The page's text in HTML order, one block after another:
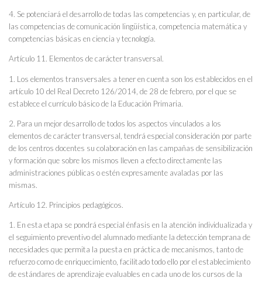
4. Se potenciará el desarrollo de todas las competencias y, en particular, de
las competencias de comunicación lingüística, competencia matemática y
competencias básicas en ciencia y tecnología.
Artículo 11. Elementos de carácter transversal.
1. Los elementos transversales a tener en cuenta son los establecidos en el
artículo 10 del Real Decreto 126/2014, de 28 de febrero, por el que se
establece el currículo básico de la Educación Primaria.
2. Para un mejor desarrollo de todos los aspectos vinculados a los
elementos de carácter transversal, tendrá especial consideración por parte
de los centros docentes su colaboración en las campañas de sensibilización
y formación que sobre los mismos lleven a efecto directamente las
administraciones públicas o estén expresamente avaladas por las
mismas.
Artículo 12. Principios pedagógicos.
1. En esta etapa se pondrá especial énfasis en la atención individualizada y
el seguimiento preventivo del alumnado mediante la detección temprana de
necesidades que permita la puesta en práctica de mecanismos, tanto de
refuerzo como de enriquecimiento, facilitado todo ello por el establecimiento
de estándares de aprendizaje evaluables en cada uno de los cursos de la